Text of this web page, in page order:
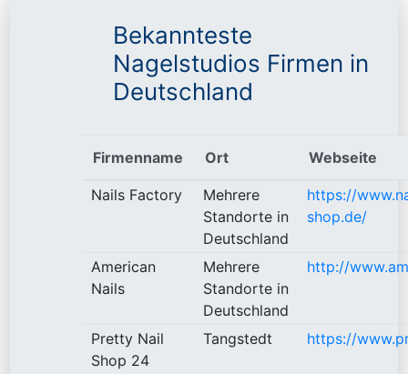
Bekannteste
Nagelstudios Firmen in
Deutschland
Firmenname Ort Webseite
Nails Factory
Mehrere
Standorte in
Deutschland
https://
shop.de/
American
Nails
Mehrere
Standorte in
Deutschland
http://
Pretty Nail
Shop 24
Tangstedt https://